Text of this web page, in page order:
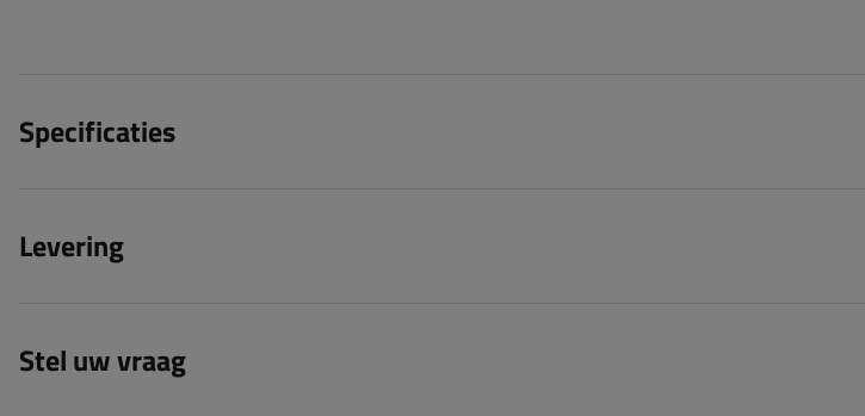
Specificaties
Levering
Stel uw vraag